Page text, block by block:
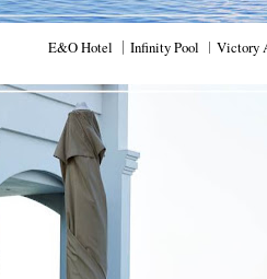
E&O Hotel ｜Infinity Pool ︱Victory